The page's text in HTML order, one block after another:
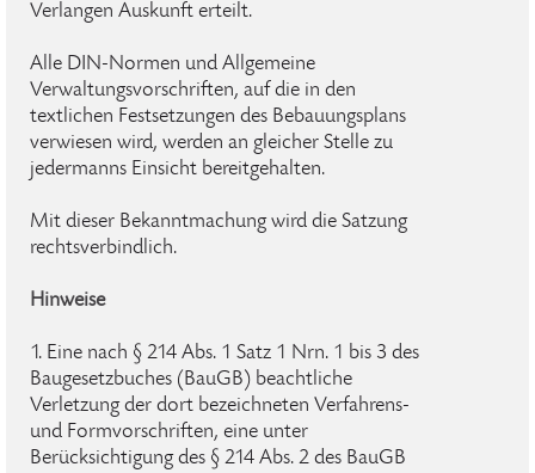
Verlangen Auskunft erteilt.
Alle DIN-Normen und Allgemeine
Verwaltungsvorschriften, auf die in den
textlichen Festsetzungen des Bebauungsplans
verwiesen wird, werden an gleicher Stelle zu
jedermanns Einsicht bereitgehalten.
Mit dieser Bekanntmachung wird die Satzung
rechtsverbindlich.
Hinweise
1. Eine nach § 214 Abs. 1 Satz 1 Nrn. 1 bis 3 des
Baugesetzbuches (BauGB) beachtliche
Verletzung der dort bezeichneten Verfahrens-
und Formvorschriften, eine unter
Berücksichtigung des § 214 Abs. 2 des BauGB